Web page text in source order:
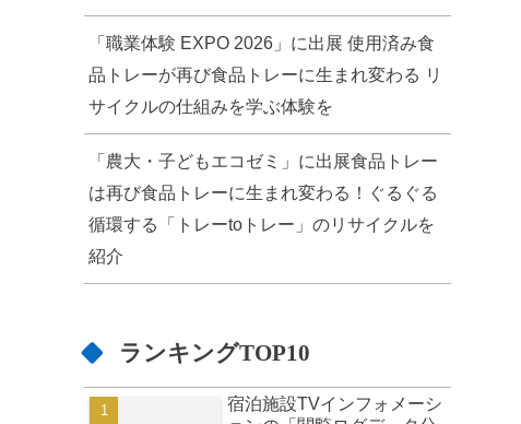
「職業体験 EXPO 2026」に出展 使用済み食
品トレーが再び食品トレーに生まれ変わる リ
サイクルの仕組みを学ぶ体験を
「農大・子どもエコゼミ」に出展食品トレー
は再び食品トレーに生まれ変わる！ぐるぐる
循環する「トレーtoトレー」のリサイクルを
紹介
ランキングTOP10
宿泊施設TVインフォメーシ